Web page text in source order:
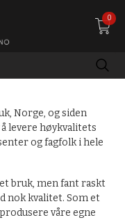
0
Norge, og siden
levere høykvalitets
og fagfolk i hele
bruk, men fant raskt
nok kvalitet. Som et
våre egne